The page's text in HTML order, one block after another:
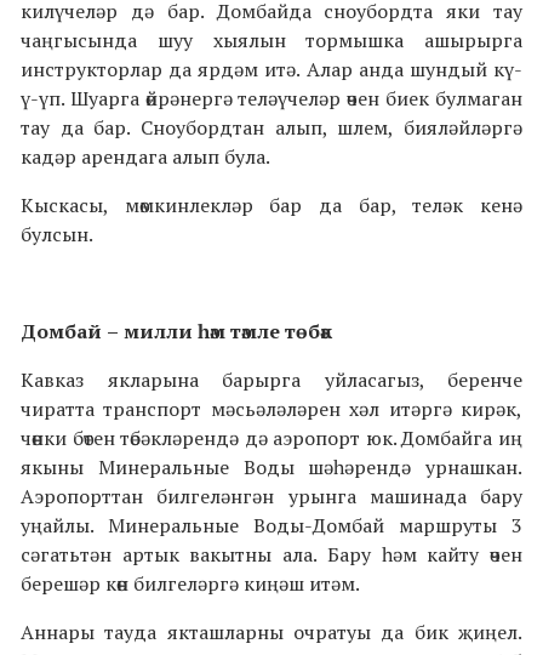
килүчеләр дә бар. Домбайда сноубордта яки тау
чаңгысында шуу хыялын тормышка ашырырга
инструкторлар да ярдәм итә. Алар анда шундый кү-
ү-үп. Шуарга өйрәнергә теләүчеләр өчен биек булмаган
тау да бар. Сноубордтан алып, шлем, бияләйләргә
кадәр арендага алып була.
Кыскасы, мөмкинлекләр бар да бар, теләк кенә
булсын.
Домбай – милли һәм тәмле төбәк
Кавказ якларына барырга уйласагыз, беренче
чиратта транспорт мәсьәләләрен хәл итәргә кирәк,
чөнки бөтен төбәкләрендә дә аэропорт юк. Домбайга иң
якыны Минеральные Воды шәһәрендә урнашкан.
Аэропорттан билгеләнгән урынга машинада бару
уңайлы. Минеральные Воды-Домбай маршруты 3
сәгатьтән артык вакытны ала. Бару һәм кайту өчен
берешәр көн билгеләргә киңәш итәм.
Аннары тауда якташларны очратуы да бик җиңел.